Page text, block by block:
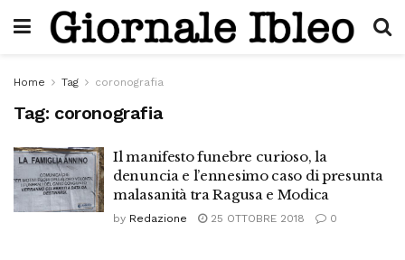
Home Tag coronografia
Tag: coronografia
Il manifesto funebre curioso, la
denuncia e l’ennesimo caso di presunta
malasanità tra Ragusa e Modica
by Redazione 25 OTTOBRE 2018 0